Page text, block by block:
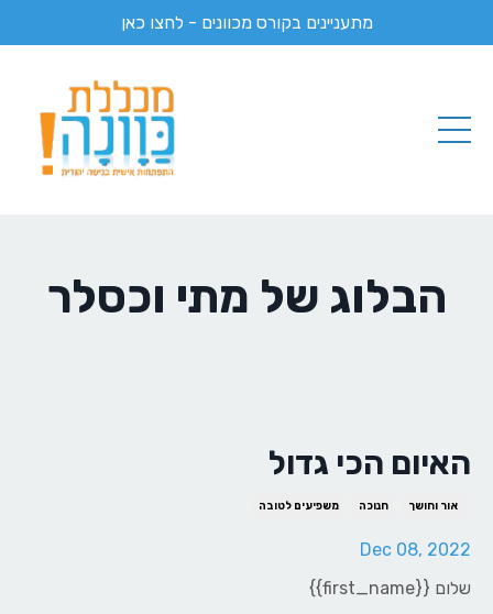
מתעניינים בקורס מכוונים - לחצו כאן
הבלוג של מתי וכסלר
האיום הכי גדול
אור וחושך חנוכה משפיעים לטובה
Dec 08, 2022
שלום {{first_name}}